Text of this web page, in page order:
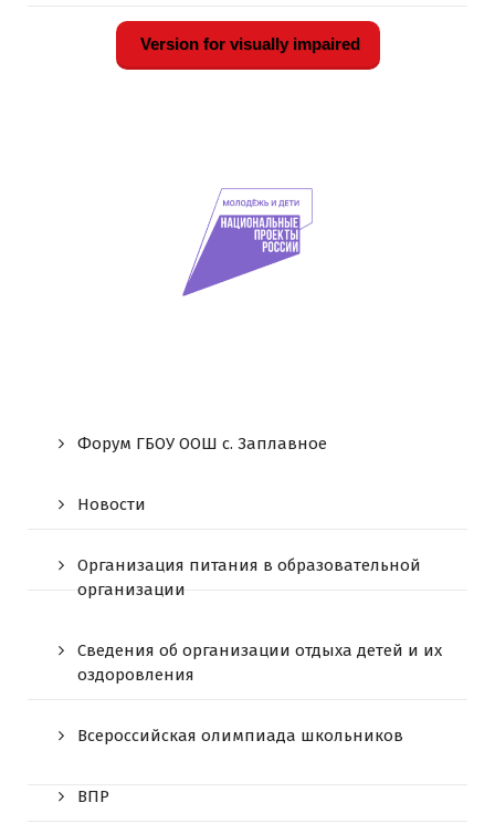
Version for visually impaired
Форум ГБОУ ООШ c. Заплавное
Новости
Организация питания в образовательной
организации
Сведения об организации отдыха детей и их
оздоровления
Всероссийская олимпиада школьников
ВПР